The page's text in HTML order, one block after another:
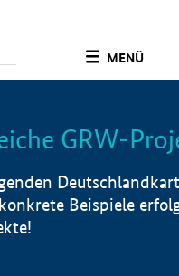
MENÜ
GRW-
Beispiele